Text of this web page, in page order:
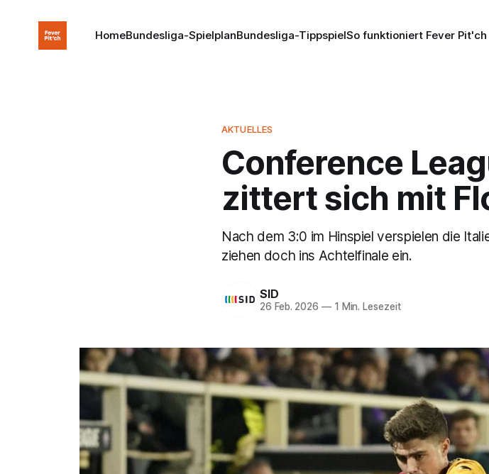
HomeBundesliga-SpielplanBundesliga-TippspielSo funktioniert Fever Pit'ch
AKTUELLES
Conference
zittert sich mit
Nach dem 3:0 im Hinspiel verspielen die
ziehen doch ins Achtelfinale ein.
SID
26 Feb. 2026 —1 Min. Lesezeit